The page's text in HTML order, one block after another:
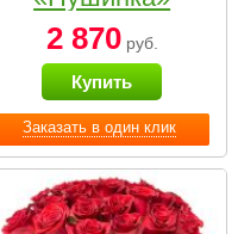
Заказать в один клик
2 870руб.
Купить